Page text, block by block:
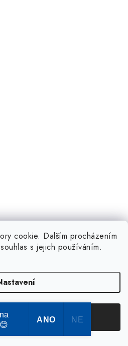
cookie. Dalším procházením
s jejich používáním.
ANO NE